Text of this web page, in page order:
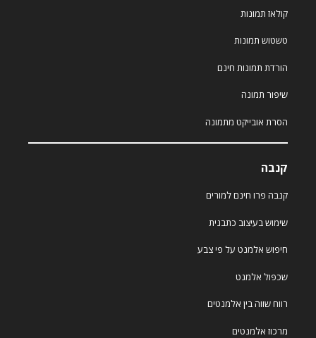
קולאז תמונות
טשטוש תמונות
הורדת תמונות חינם
שיפור תמונה
הסרת אובייקט מתמונה
קנבה
קנבה פרו חינם למורים
שימוש בעיצוב כתבנית
חיפוש אלמנט על פי צבע
שכפול אלמנט
רווח שווה בין אלמנטים
מרכוז אלמנטים